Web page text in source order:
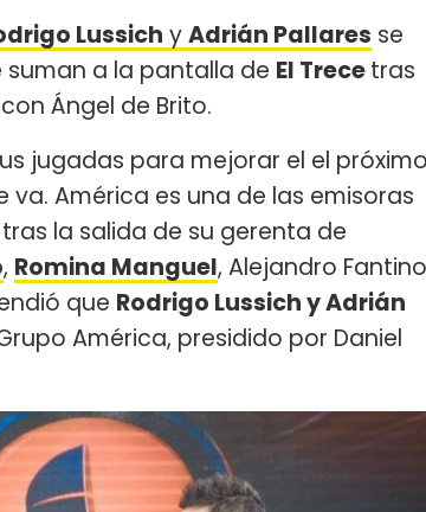
Lussich yAdrián Pallares se
suman a la pantalla de El Trecetras
Ángel de Brito.
jugadas para mejorar el el
América es una de las emisoras
la salida de su gerenta de
, Romina Manguel, Alejandro Fantino
que Rodrigo Lussich y Adrián
América, presidido por Daniel